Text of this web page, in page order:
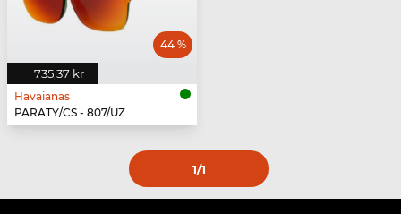
735,37 kr
44 %
Havaianas
PARATY/CS - 807/UZ
1/1